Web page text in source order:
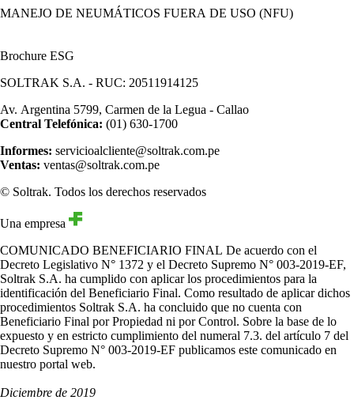
MANEJO DE NEUMÁTICOS FUERA DE USO (NFU)
Brochure ESG
SOLTRAK S.A. - RUC: 20511914125
Av. Argentina 5799, Carmen de la Legua - Callao
Central Telefónica: (01) 630-1700
Informes: servicioalcliente@soltrak.com.pe
Ventas: ventas@soltrak.com.pe
© Soltrak. Todos los derechos reservados
Una empresa
COMUNICADO BENEFICIARIO FINAL
Decreto Legislativo N° 1372 y el Decreto Supremo N° 003-2019-EF,
Soltrak S.A. ha cumplido con aplicar los procedimientos para la
identificación del Beneficiario Final. Como resultado de aplicar dichos
procedimientos Soltrak S.A. ha concluido que no cuenta con
Beneficiario Final por Propiedad ni por Control. Sobre la base de lo
expuesto y en estricto cumplimiento del numeral 7.3. del artículo 7 del
Decreto Supremo N° 003-2019-EF publicamos este comunicado en
nuestro portal web.
Diciembre de 2019